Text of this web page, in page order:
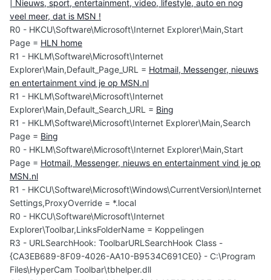
| Nieuws, sport, entertainment, video, lifestyle, auto en nog
veel meer, dat is MSN !
R0 - HKCU\Software\Microsoft\Internet Explorer\Main,Start
Page = HLN home
R1 - HKLM\Software\Microsoft\Internet
Explorer\Main,Default_Page_URL = Hotmail, Messenger, nieuws
en entertainment vind je op MSN.nl
R1 - HKLM\Software\Microsoft\Internet
Explorer\Main,Default_Search_URL = Bing
R1 - HKLM\Software\Microsoft\Internet Explorer\Main,Search
Page = Bing
R0 - HKLM\Software\Microsoft\Internet Explorer\Main,Start
Page = Hotmail, Messenger, nieuws en entertainment vind je op
MSN.nl
R1 - HKCU\Software\Microsoft\Windows\CurrentVersion\Internet
Settings,ProxyOverride = *.local
R0 - HKCU\Software\Microsoft\Internet
Explorer\Toolbar,LinksFolderName = Koppelingen
R3 - URLSearchHook: ToolbarURLSearchHook Class -
{CA3EB689-8F09-4026-AA10-B9534C691CE0} - C:\Program
Files\HyperCam Toolbar\tbhelper.dll